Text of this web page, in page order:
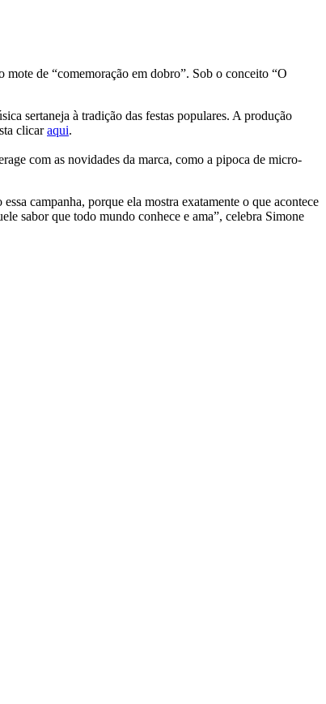
de “comemoração em dobro”. Sob o conceito “O
sertaneja à tradição das festas populares. A produção
clicaraqui.
com as novidades da marca, como a pipoca de micro-
campanha, porque ela mostra exatamente o que acontece
sabor que todo mundo conhece e ama”, celebra Simone